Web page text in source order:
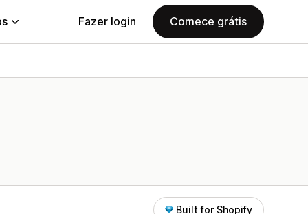
Fazer login Comece grátis
Built for Shopify